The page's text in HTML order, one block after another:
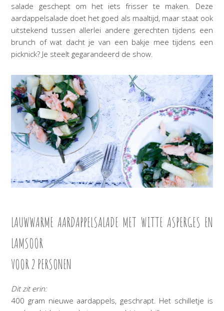
salade geschept om het iets frisser te maken. Deze
aardappelsalade doet het goed als maaltijd, maar staat ook
uitstekend tussen allerlei andere gerechten tijdens een
brunch of wat dacht je van een bakje mee tijdens een
picknick? Je steelt gegarandeerd de show.
LAUWWARME AARDAPPELSALADE MET WITTE ASPERGES EN
LAMSOOR
VOOR 2 PERSONEN
Dit zit erin:
400 gram nieuwe aardappels, geschrapt. Het schilletje is